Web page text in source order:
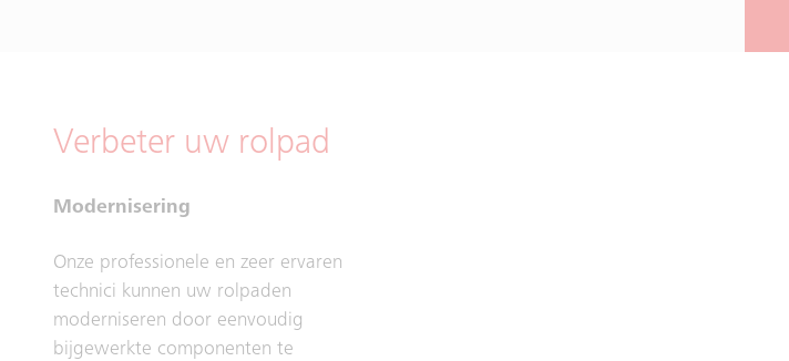
Verbeter uw rolpad
Modernisering
Onze professionele en zeer ervaren
technici kunnen uw rolpaden
moderniseren door eenvoudig
bijgewerkte componenten te